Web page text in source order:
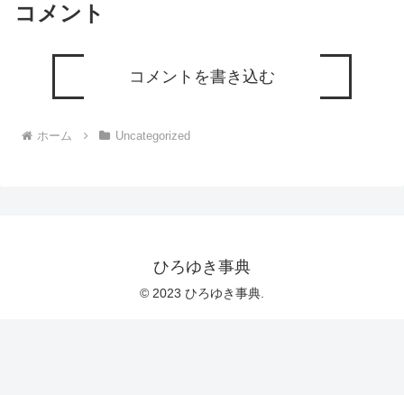
コメント
コメントを書き込む
ホーム Uncategorized
ひろゆき事典
© 2023 ひろゆき事典.